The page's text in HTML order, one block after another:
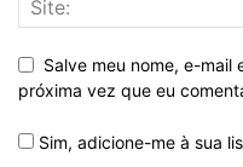
Salve meu nome, e-mail
próxima vez que eu
Sim, adicione-me à sua